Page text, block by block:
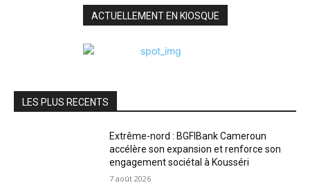
ACTUELLEMENT EN KIOSQUE
LES PLUS RECENTS
Extrême-nord : BGFIBank Cameroun
accélère son expansion et renforce son
engagement sociétal à Kousséri
7 août 2026